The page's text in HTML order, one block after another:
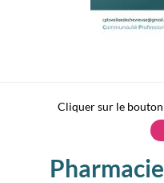
Cliquer sur le